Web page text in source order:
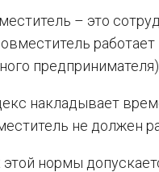
– это
предпринимателя).
накладывает
не должен
этой нормы